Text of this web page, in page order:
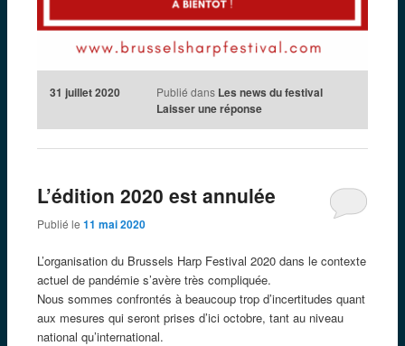
31 juillet 2020 Publié dans Les news du festival
Laisser une réponse
L’édition 2020 est annulée
Publié le 11 mai 2020
L’organisation du Brussels Harp Festival 2020 dans le contexte
actuel de pandémie s’avère très compliquée.
Nous sommes confrontés à beaucoup trop d’incertitudes quant
aux mesures qui seront prises d’ici octobre, tant au niveau
national qu’international.